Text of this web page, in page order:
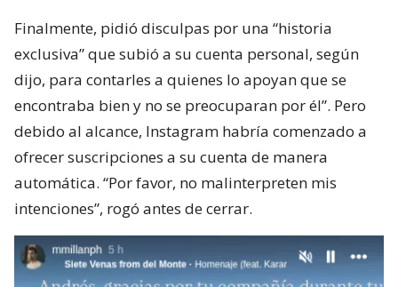
Finalmente, pidió disculpas por una “historia
exclusiva” que subió a su cuenta personal, según
dijo, para contarles a quienes lo apoyan que se
encontraba bien y no se preocuparan por él”. Pero
debido al alcance, Instagram habría comenzado a
ofrecer suscripciones a su cuenta de manera
automática. “Por favor, no malinterpreten mis
intenciones”, rogó antes de cerrar.